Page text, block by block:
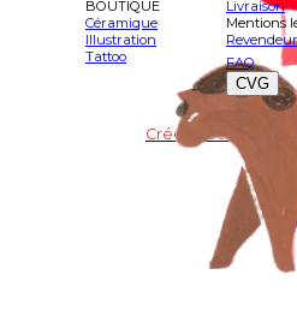
Crée avec Vivlab ♥️
BOUTIQUE
Céramique
Illustration
Tattoo
Livraison
Mentions
FAQ
CVG